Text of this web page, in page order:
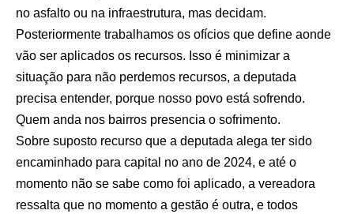
no asfalto ou na infraestrutura, mas decidam.
Posteriormente trabalhamos os ofícios que define aonde
vão ser aplicados os recursos. Isso é minimizar a
situação para não perdemos recursos, a deputada
precisa entender, porque nosso povo está sofrendo.
Quem anda nos bairros presencia o sofrimento.
Sobre suposto recurso que a deputada alega ter sido
encaminhado para capital no ano de 2024, e até o
momento não se sabe como foi aplicado, a vereadora
ressalta que no momento a gestão é outra, e todos